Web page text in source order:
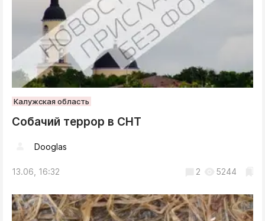
Калужская область
Собачий террор в СНТ
Dooglas
13.06, 16:32 2 5244